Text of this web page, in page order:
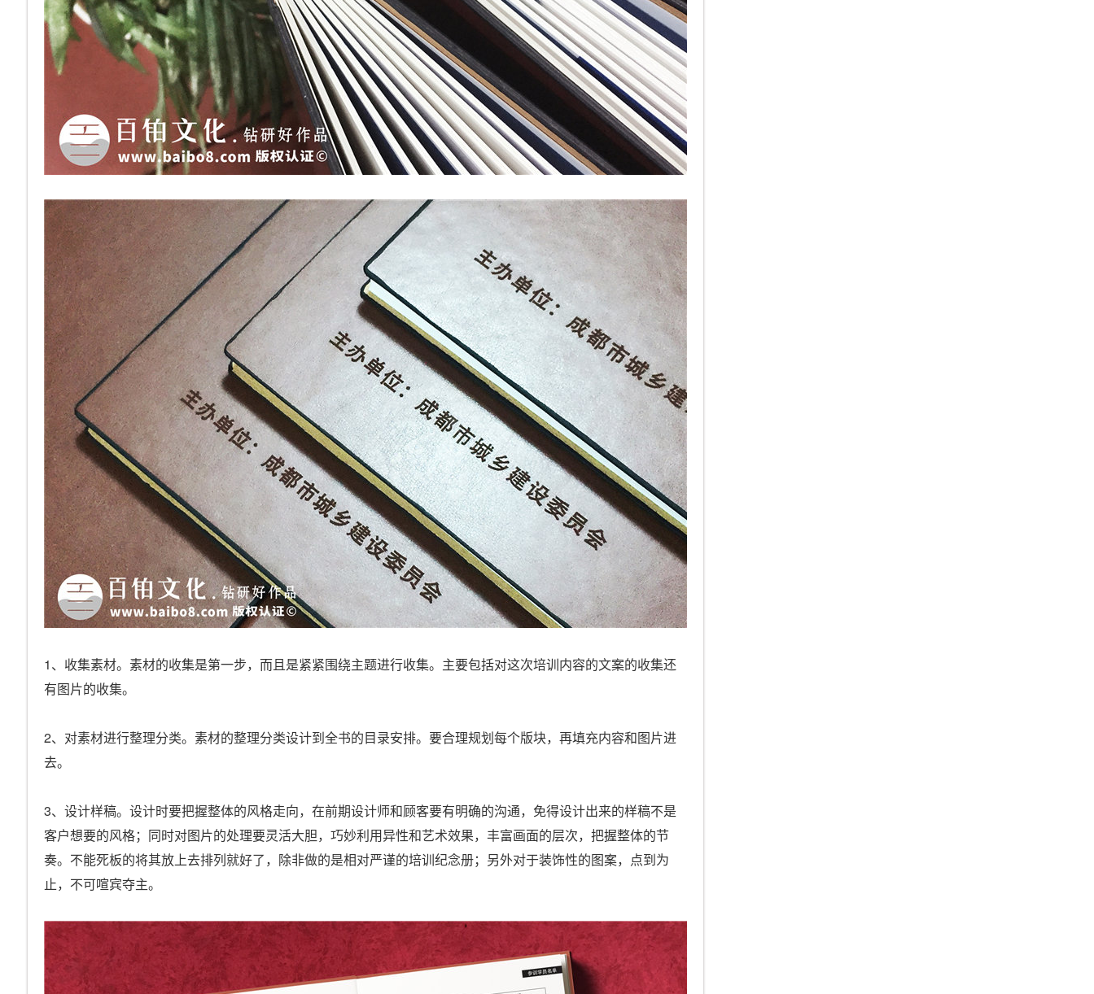
1、收集素材。素材的收集是第一步，而且是紧紧围绕主题进行收集。主要包括对这次培训内容的文案的收集还
有图片的收集。
2、对素材进行整理分类。素材的整理分类设计到全书的目录安排。要合理规划每个版块，再填充内容和图片进
去。
3、设计样稿。设计时要把握整体的风格走向，在前期设计师和顾客要有明确的沟通，免得设计出来的样稿不是
客户想要的风格；同时对图片的处理要灵活大胆，巧妙利用异性和艺术效果，丰富画面的层次，把握整体的节
奏。不能死板的将其放上去排列就好了，除非做的是相对严谨的培训纪念册；另外对于装饰性的图案，点到为
止，不可喧宾夺主。